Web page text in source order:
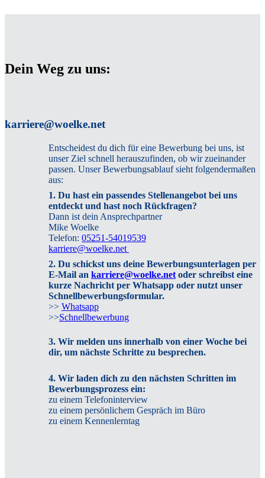
Dein Weg zu uns:
karriere@woelke.net
Entscheidest du dich für eine Bewerbung bei uns, ist
unser Ziel schnell herauszufinden, ob wir zueinander
passen. Unser Bewerbungsablauf sieht folgendermaßen
aus:
1. Du hast ein passendes Stellenangebot bei uns
entdeckt und hast noch Rückfragen?
Dann ist dein Ansprechpartner
Mike Woelke
Telefon: 05251-54019539
karriere@woelke.net
2. Du schickst uns deine Bewerbungsunterlagen per
E-Mail an karriere@woelke.net oder schreibst eine
kurze Nachricht per Whatsapp oder nutzt unser
Schnellbewerbungsformular.
>> Whatsapp
>>Schnellbewerbung
3. Wir melden uns innerhalb von einer Woche bei
dir, um nächste Schritte zu besprechen.
4. Wir laden dich zu den nächsten Schritten im
Bewerbungsprozess ein:
zu einem Telefoninterview
zu einem persönlichem Gespräch im Büro
zu einem Kennenlerntag